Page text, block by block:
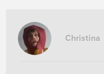
Christina